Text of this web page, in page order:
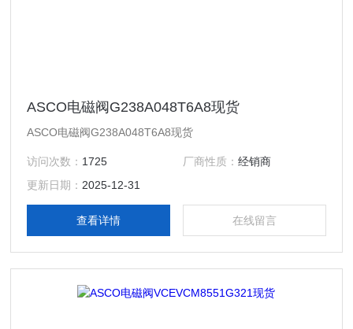
ASCO电磁阀G238A048T6A8现货
ASCO电磁阀G238A048T6A8现货
访问次数： 1725 厂商性质： 经销商
更新日期： 2025-12-31
查看详情 在线留言